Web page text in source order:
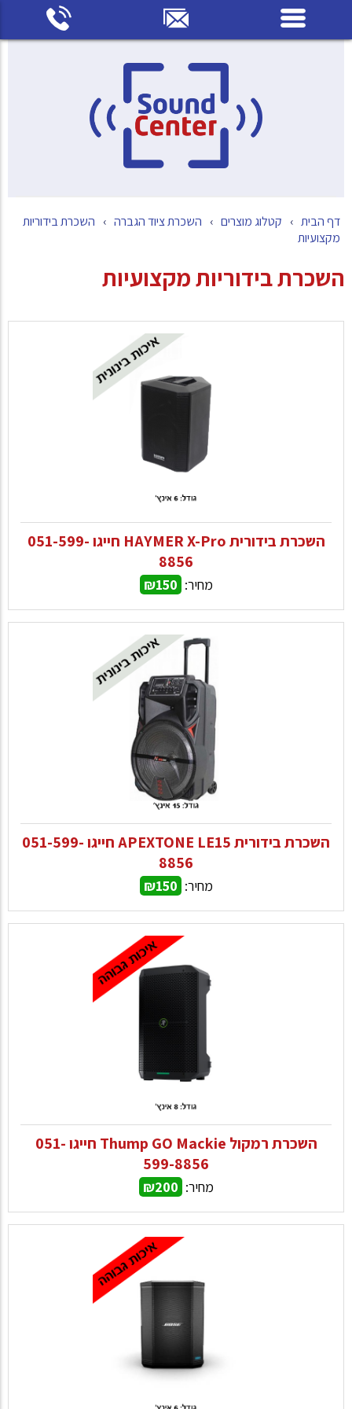
דף הבית › קטלוג מוצרים › השכרת ציוד הגברה › השכרת בידוריות
מקצועיות
השכרת בידוריות מקצועיות
השכרת בידורית HAYMER X-Pro חייגו 051-599-
8856
מחיר: ₪150
השכרת בידורית APEXTONE LE15 חייגו 051-599-
8856
מחיר: ₪150
השכרת רמקול Thump GO Mackie חייגו 051-
599-8856
מחיר: ₪200